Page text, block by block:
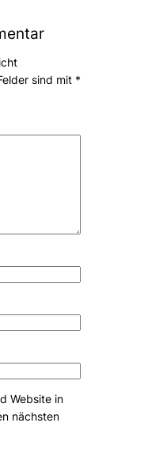
sind mit *
Website in
nächsten